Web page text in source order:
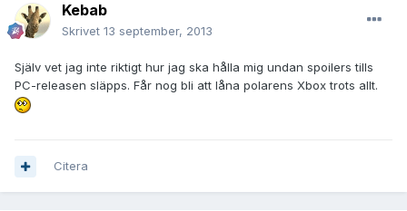
Kebab
Skrivet 13 september, 2013
Själv vet jag inte riktigt hur jag ska hålla mig undan spoilers tills
PC-releasen släpps. Får nog bli att låna polarens Xbox trots allt.
Citera